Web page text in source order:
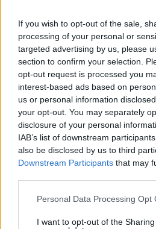
If you wish to opt-out of the sale,
processing of your personal or
targeted advertising by us, please
section to confirm your selection.
opt-out request is processed you
interest-based ads based on
us or personal information
your opt-out. You may separately
disclosure of your personal
IAB’s list of downstream
also be disclosed by us to third
Downstream Participants that may
Please note that this website/app
not limited to your visit or usage
Personal Data Processing Opt
I want to opt-out of the